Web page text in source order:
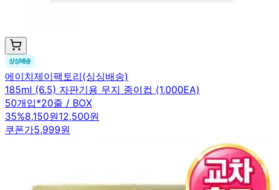
에이치제이팩토리(싱싱배송)
185ml (6.5) 자판기용 무지 종이컵 (1,000EA)
50개입*20줄 / BOX
35%8,150원12,500원
쿠폰가5,999원